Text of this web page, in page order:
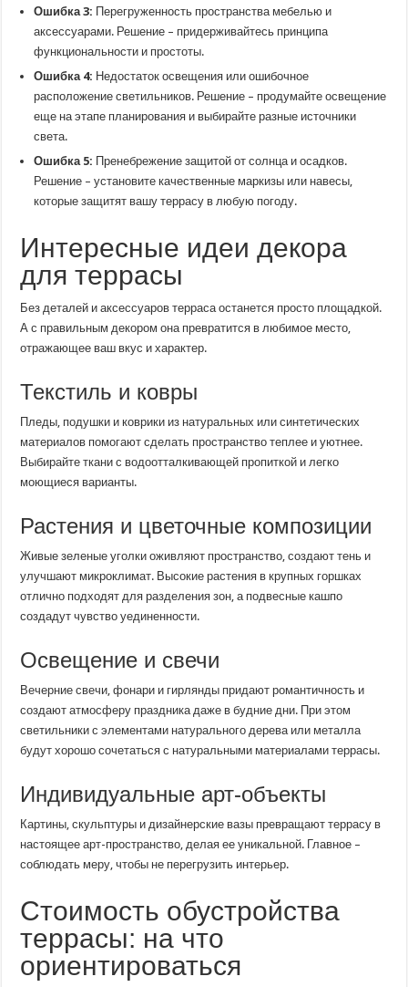
Ошибка 3: Перегруженность пространства мебелью и
аксессуарами. Решение – придерживайтесь принципа
функциональности и простоты.
Ошибка 4: Недостаток освещения или ошибочное
расположение светильников. Решение – продумайте освещение
еще на этапе планирования и выбирайте разные источники
света.
Ошибка 5: Пренебрежение защитой от солнца и осадков.
Решение – установите качественные маркизы или навесы,
которые защитят вашу террасу в любую погоду.
Интересные идеи декора
для террасы
Без деталей и аксессуаров терраса останется просто площадкой.
А с правильным декором она превратится в любимое место,
отражающее ваш вкус и характер.
Текстиль и ковры
Пледы, подушки и коврики из натуральных или синтетических
материалов помогают сделать пространство теплее и уютнее.
Выбирайте ткани с водоотталкивающей пропиткой и легко
моющиеся варианты.
Растения и цветочные композиции
Живые зеленые уголки оживляют пространство, создают тень и
улучшают микроклимат. Высокие растения в крупных горшках
отлично подходят для разделения зон, а подвесные кашпо
создадут чувство уединенности.
Освещение и свечи
Вечерние свечи, фонари и гирлянды придают романтичность и
создают атмосферу праздника даже в будние дни. При этом
светильники с элементами натурального дерева или металла
будут хорошо сочетаться с натуральными материалами террасы.
Индивидуальные арт-объекты
Картины, скульптуры и дизайнерские вазы превращают террасу в
настоящее арт-пространство, делая ее уникальной. Главное –
соблюдать меру, чтобы не перегрузить интерьер.
Стоимость обустройства
террасы: на что
ориентироваться